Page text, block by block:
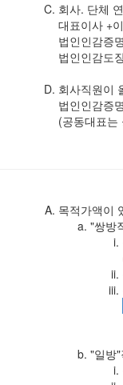
회사. 단체
대표이사 +
법인인감증
법인인감도
회사직원이
법인인감증
(공동대표는
목적가액이
"쌍방
"일방